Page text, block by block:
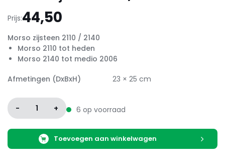
Prijs:44,50
Morso zijsteen 2110 / 2140
Morso 2110 tot heden
Morso 2140 tot medio 2006
Afmetingen (DxBxH)
23 × 25 cm
- 1 + 6 op voorraad
Toevoegen aan winkelwagen